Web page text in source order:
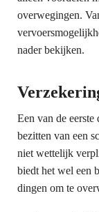
overwegingen.
nader bekijken.
Een van de
bezitten van een
niet wettelijk
biedt het wel een
dingen om te